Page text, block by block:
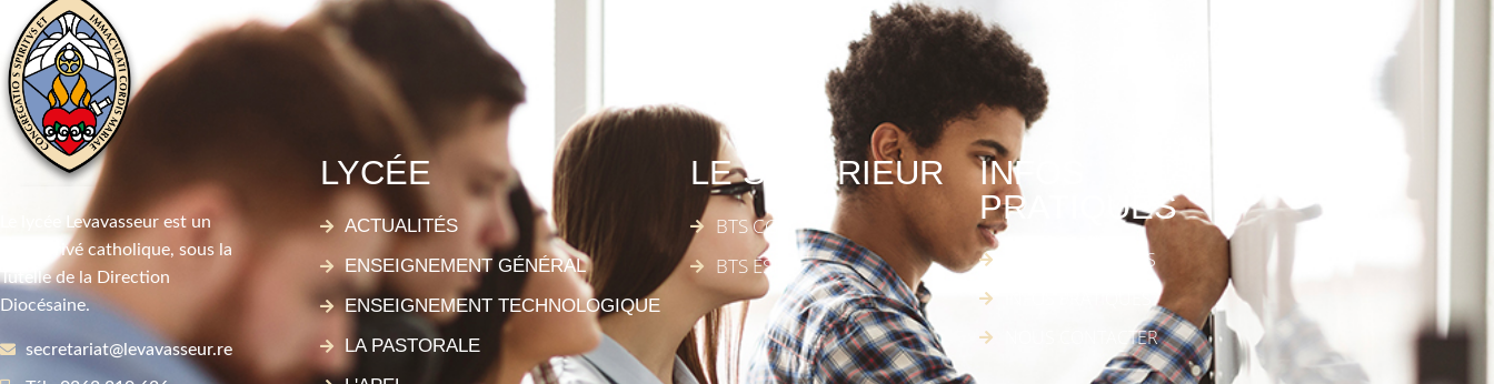
Le lycée Levavasseur est un
lycée privé catholique, sous la
Tutelle de la Direction
Diocésaine.
secretariat@levavasseur.re
LYCÉE
ACTUALITÉS
ENSEIGNEMENT GÉNÉRAL
ENSEIGNEMENT TECHNOLOGIQUE
LA PASTORALE
LE SUPÉRIEUR
BTS CG
BTS ESF
INFOS
PRATIQUES
PRÉ-INSCRIPTIONS
NOUS CONTACTER